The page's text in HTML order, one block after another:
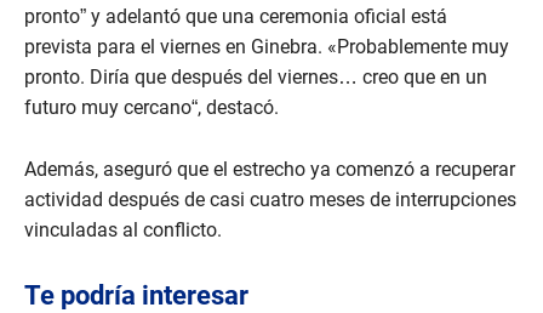
pronto” y adelantó que una ceremonia oficial está
prevista para el viernes en Ginebra. «Probablemente muy
pronto. Diría que después del viernes… creo que en un
futuro muy cercano“, destacó.
Además, aseguró que el estrecho ya comenzó a recuperar
actividad después de casi cuatro meses de interrupciones
vinculadas al conflicto.
Te podría interesar